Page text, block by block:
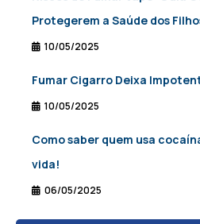
Protegerem a Saúde dos
10/05/2025
Fumar Cigarro Deixa
10/05/2025
Como saber quem usa
vida!
06/05/2025